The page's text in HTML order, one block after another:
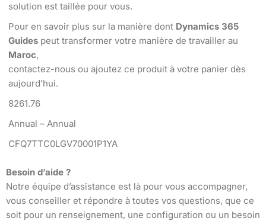
solution est taillée pour vous.
Pour en savoir plus sur la manière dont Dynamics 365
Guides peut transformer votre manière de travailler au
Maroc,
contactez-nous ou ajoutez ce produit à votre panier dès
aujourd’hui.
8261.76
Annual – Annual
CFQ7TTC0LGV70001P1YA
Besoin d’aide ?
Notre équipe d’assistance est là pour vous accompagner,
vous conseiller et répondre à toutes vos questions, que ce
soit pour un renseignement, une configuration ou un besoin